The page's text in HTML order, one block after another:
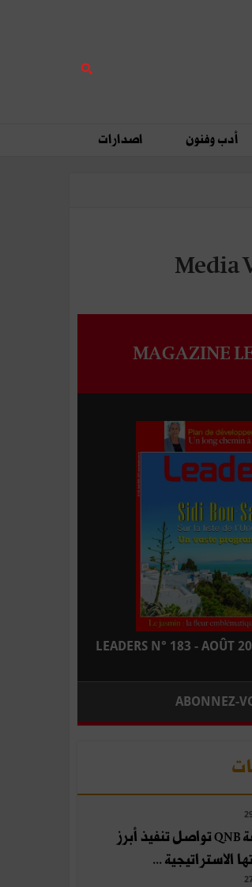
أدب وفنون اصدارات
MAGAZINE
LEADERS N° 183 - AOÛT
ABONNEZ-
مجموعة QNB تواصل تنفيذ أبرز
الاستراتيجية ...